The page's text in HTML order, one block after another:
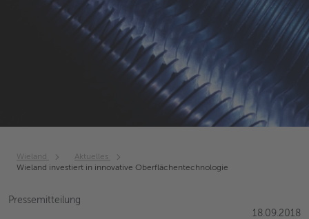
Wieland
Aktuelles
Wieland investiert in innovative Oberflächentechnologie
Pressemitteilung
18.09.2018